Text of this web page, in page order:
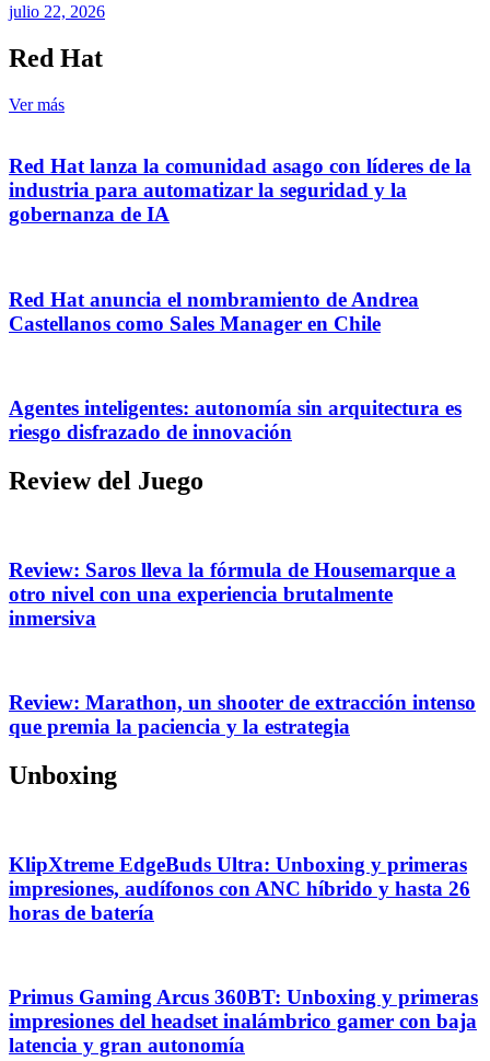
julio 22, 2026
Red Hat
Ver más
Red Hat lanza la comunidad asago con líderes de la
industria para automatizar la seguridad y la
gobernanza de IA
Red Hat anuncia el nombramiento de Andrea
Castellanos como Sales Manager en Chile
Agentes inteligentes: autonomía sin arquitectura es
riesgo disfrazado de innovación
Review del Juego
Review: Saros lleva la fórmula de Housemarque a
otro nivel con una experiencia brutalmente
inmersiva
Review: Marathon, un shooter de extracción intenso
que premia la paciencia y la estrategia
Unboxing
KlipXtreme EdgeBuds Ultra: Unboxing y primeras
impresiones, audífonos con ANC híbrido y hasta 26
horas de batería
Primus Gaming Arcus 360BT: Unboxing y primeras
impresiones del headset inalámbrico gamer con baja
latencia y gran autonomía